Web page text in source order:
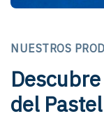
NUESTROS
del